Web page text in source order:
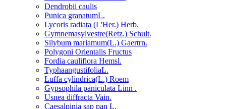
Dendrobii caulis
Punica granatumL.
Lycoris radiata (L'Her.) Herb.
Gymnemasylvestre(Retz.) Schult.
Silybum mariamum(L.) Gaertrn.
Polygoni Orientalis Fructus
Fordia cauliflora Hemsl.
TyphaangustifoliaL.
Luffa cylindrica(L.) Roem
Gypsophila paniculata Linn .
Usnea diffracta Vain.
Caesalpinia sap pan L.